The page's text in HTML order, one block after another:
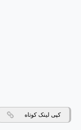
کپی لینک کوتاه